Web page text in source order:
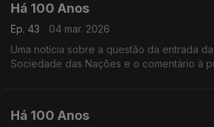
Há 100 Anos
Ep. 43
04 mar. 2026
Uma notícia sobre a questão da entrada
Sociedade das Nações e o comentário à
Há 100 Anos